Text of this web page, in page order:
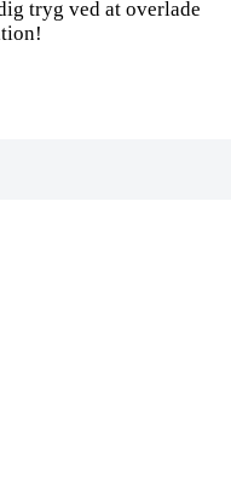
tryg ved at overlade